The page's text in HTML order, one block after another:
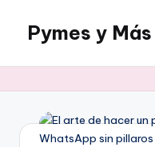
Saltar
contenido
Pymes y Más
sobre
negocios